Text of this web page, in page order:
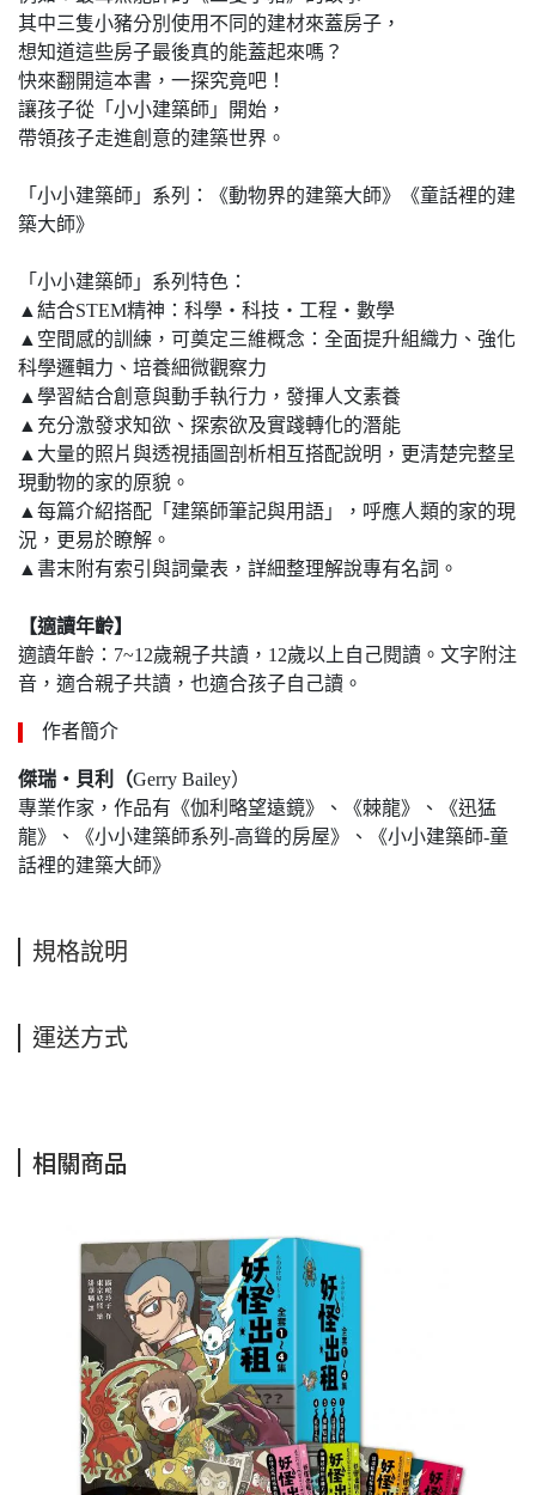
其中三隻小豬分別使用不同的建材來蓋房子，
想知道這些房子最後真的能蓋起來嗎？
快來翻開這本書，一探究竟吧！
讓孩子從「小小建築師」開始，
帶領孩子走進創意的建築世界。
「小小建築師」系列：《動物界的建築大師》《童話裡的建
築大師》
「小小建築師」系列特色：
▲結合STEM精神：科學‧科技‧工程‧數學
▲空間感的訓練，可奠定三維概念：全面提升組織力、強化
科學邏輯力、培養細微觀察力
▲學習結合創意與動手執行力，發揮人文素養
▲充分激發求知欲、探索欲及實踐轉化的潛能
▲大量的照片與透視插圖剖析相互搭配說明，更清楚完整呈
現動物的家的原貌。
▲每篇介紹搭配「建築師筆記與用語」，呼應人類的家的現
況，更易於瞭解。
▲書末附有索引與詞彙表，詳細整理解說專有名詞。
【適讀年齡】
適讀年齡：7~12歲親子共讀，12歲以上自己閱讀。文字附注
音，適合親子共讀，也適合孩子自己讀。
作者簡介
傑瑞 ‧ 貝利 （Gerry Bailey）
專業作家，作品有《伽利略望遠鏡》、《棘龍》、《迅猛
龍》、《小小建築師系列-高聳的房屋》、《小小建築師-童
話裡的建築大師》
規格說明
運送方式
相關商品